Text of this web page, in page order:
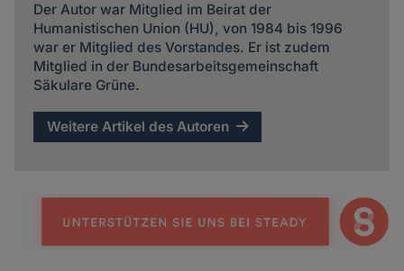
Der Autor war Mitglied im Beirat der
Humanistischen Union (HU), von 1984 bis 1996
war er Mitglied des Vorstandes. Er ist zudem
Mitglied in der Bundesarbeitsgemeinschaft
Säkulare Grüne.
Weitere Artikel des Autoren